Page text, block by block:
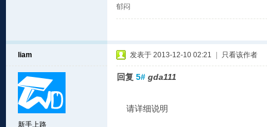
郁闷
liam
新手上路
发表于 2013-12-10 02:21 只看该作者
回复 5# gda111
请详细说明